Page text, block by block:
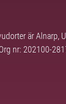
är Alnarp,
nr: 202100-